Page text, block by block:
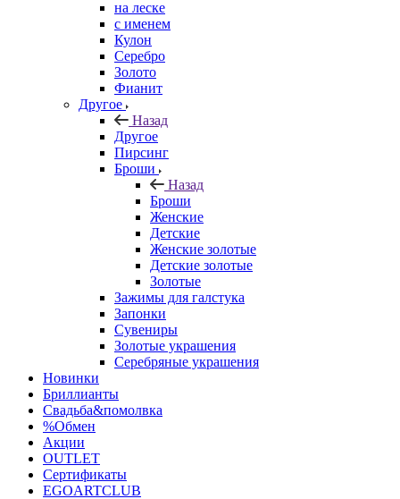
на леске
с именем
Кулон
Серебро
Золото
Фианит
Другое
Назад
Другое
Пирсинг
Броши
Назад
Броши
Женские
Детские
Женские золотые
Детские золотые
Золотые
Зажимы для галстука
Запонки
Сувениры
Золотые украшения
Серебряные украшения
Новинки
Бриллианты
Свадьба&помолвка
%Обмен
Акции
OUTLET
Сертификаты
EGOARTCLUB